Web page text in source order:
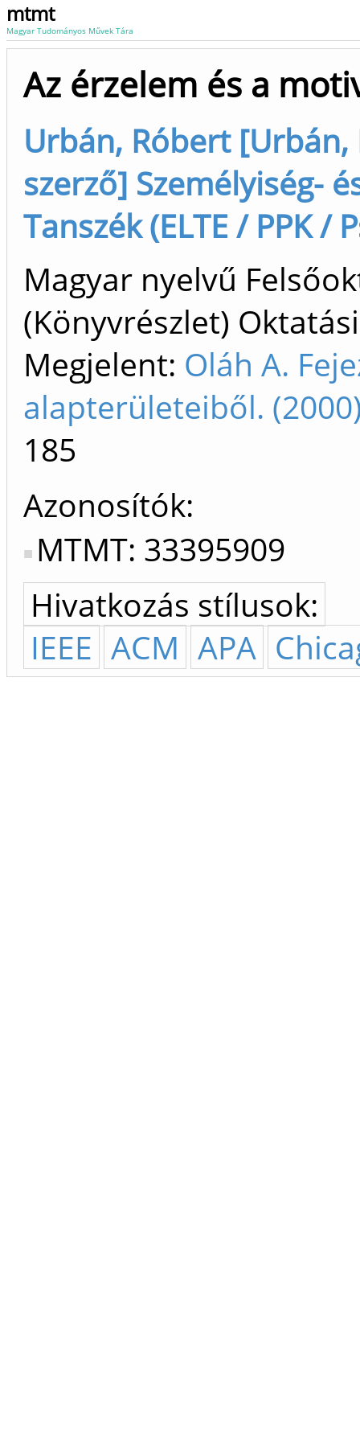
mtmt
Magyar Tudományos Művek Tára
Az érzelem és a
Urbán, Róbert [Urbán,
szerző] Személyiség-
Tanszék (ELTE / PPK /
Magyar nyelvű
(Könyvrészlet) Oktatási
Megjelent: Oláh A.
alapterületeiből.
185
Azonosítók
MTMT: 33395909
Hivatkozás stílusok:
IEEE ACM APA